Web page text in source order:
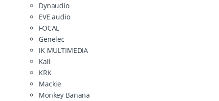
Dynaudio
EVE audio
FOCAL
Genelec
IK MULTIMEDIA
Kali
KRK
Mackie
Monkey Banana